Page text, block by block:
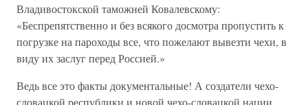
Владивостокской таможней Ковалевскому:
«Беспрепятственно и без всякого досмотра пропустить к
погрузке на пароходы все, что пожелают вывезти чехи, в
виду их заслуг перед Россией.»
Ведь все это факты документальные! А создатели чехо-
словацкой республики и новой чехо-словацкой нации,